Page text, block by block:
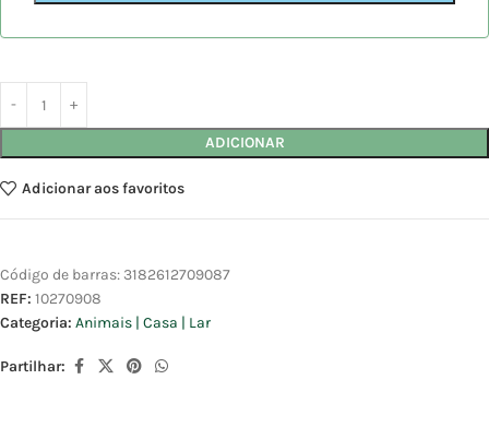
ADICIONAR
Adicionar aos favoritos
Código de barras: 3182612709087
REF: 10270908
Categoria: Animais | Casa | Lar
Partilhar: